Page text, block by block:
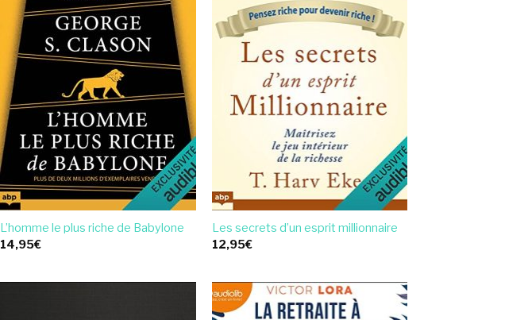
L’homme le plus riche de Babylone
14,95€
Les secrets d’un esprit millionnaire
12,95€